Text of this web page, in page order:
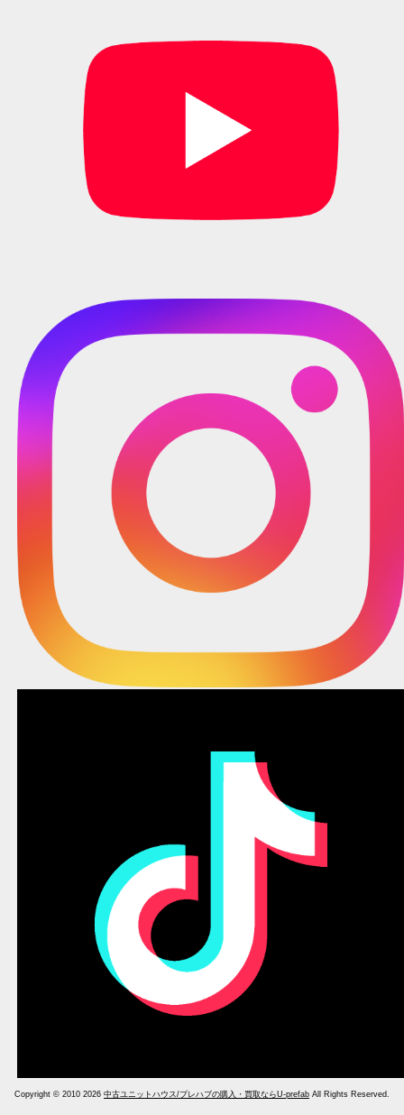
Copyright © 2010 2026 中古ユニットハウス/プレハブの購入・買取ならU-prefab All Rights Reserved.